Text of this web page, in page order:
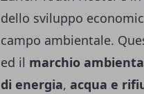
dello sviluppo
campo ambientale.
ed il marchio
di energia, acqua e